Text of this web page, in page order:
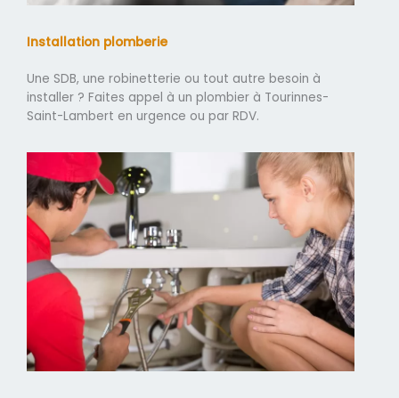
Installation plomberie
Une SDB, une robinetterie ou tout autre besoin à
installer ? Faites appel à un plombier à Tourinnes-
Saint-Lambert en urgence ou par RDV.